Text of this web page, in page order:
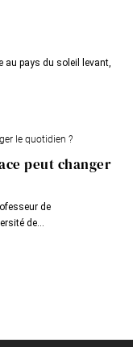
au pays du soleil levant,
peut changer
de
de...